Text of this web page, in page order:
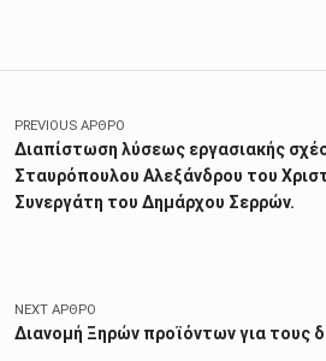
Πλοήγηση άρθρων
PREVIOUS ΆΡΘΡΟ
Διαπίστωση λύσεως εργασιακής
Σταυρόπουλου Αλεξάνδρου του
Συνεργάτη του Δημάρχου Σερρών.
NEXT ΆΡΘΡΟ
Διανομή Ξηρών προϊόντων για τους